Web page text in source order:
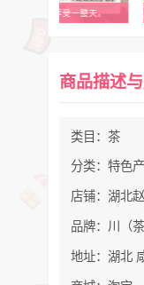
一朵一杯，享受一整天。
商品描述
类目：茶
分类：特色
店铺：湖北
品牌：川（茶
地址：湖北